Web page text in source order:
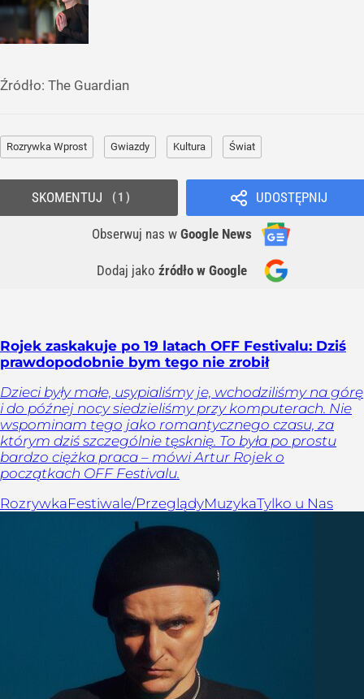
Źródło: The Guardian
Rozrywka Wprost Gwiazdy Kultura Świat
UDOSTĘPNIJ
Obserwuj nas w Google News
Dodaj jako źródło w Google
SKOMENTUJ 1
Rojek zaskakuje po 19 latach OFF Festivalu: Dziś
prawdopodobnie bym tego nie zrobił
Dzieci były małe, usypialiśmy je, wchodziliśmy na górę
i do późnej nocy siedzieliśmy przy komputerach. Nie
wspominam tego jako romantycznego czasu, za
którym dziś szczególnie tęsknię. To była po prostu
bardzo ciężka praca – mówi Artur Rojek o
początkach OFF Festivalu.
RozrywkaFestiwale/PrzeglądyMuzykaTylko u Nas